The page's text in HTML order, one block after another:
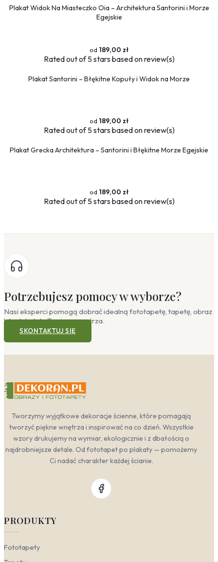
Plakat Widok Na Miasteczko Oia – Architektura Santorini i Morze
Egejskie
189,00 zł
Ratedout of 5 stars based onreview(s)
Plakat Santorini – Błękitne Kopuły i Widok na Morze
189,00 zł
Ratedout of 5 stars based onreview(s)
Plakat Grecka Architektura – Santorini i Błękitne Morze Egejskie
189,00 zł
Ratedout of 5 stars based onreview(s)
Potrzebujesz pomocy w wyborze?
Nasi eksperci pomogą dobrać idealną fototapetę, tapetę, obraz
lub plakat do Twojego wnętrza.
SKONTAKTUJ SIĘ
Tworzymy wyjątkowe dekoracje ścienne, które pomagają
tworzyć piękne wnętrza i inspirować na co dzień. Wszystkie
wzory drukujemy na wymiar, ekologicznie i z dbałością o
najdrobniejsze detale. Od fototapet po plakaty — pomożemy
Ci nadać charakter każdej ścianie.
PRODUKTY
Fototapety